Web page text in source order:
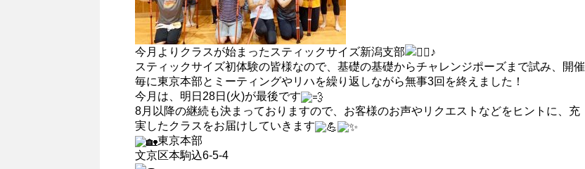
今月よりクラスが始まったスティックサイズ新潟支部
♪
スティックサイズ初体験の皆様なので、基礎の基礎からチャレンジポーズまで試み、開催
毎に東京本部とミーティングやリハを繰り返しながら無事3回を終えました！
今月は、明日28日(火)が最後です
8月以降の継続も決まっておりますので、お客様のお声やリクエストなどをヒントに、充
実したクラスをお届けしていきます
東京本部
文京区本駒込6-5-4